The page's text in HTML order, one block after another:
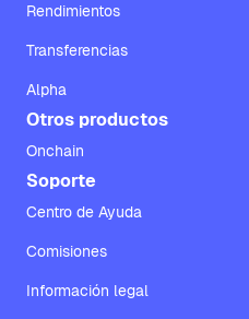
Rendimientos
Transferencias
Alpha
Otros productos
Onchain
Soporte
Centro de Ayuda
Comisiones
Información legal